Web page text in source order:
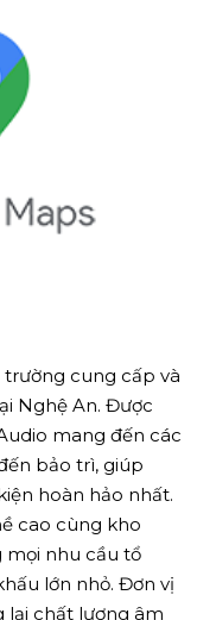
cung cấp và
Nghệ An. Được
mang đến các
bảo trì, giúp
hoàn hảo nhất.
cao cùng kho
mọi nhu cầu tổ
lớn nhỏ. Đơn vị
lại chất lượng âm